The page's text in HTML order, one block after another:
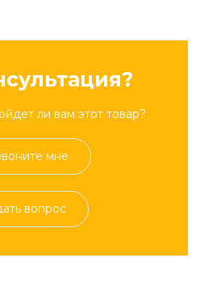
ли вам этот товар?
мне
вопрос